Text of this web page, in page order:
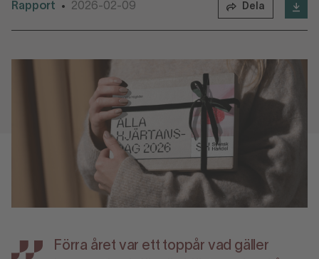
Rapport • 2026-02-09 Dela
Förra året var ett toppår vad gäller